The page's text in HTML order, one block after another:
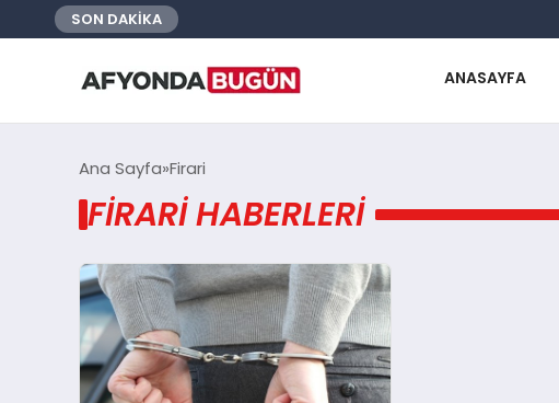
SON DAKİKA
ANASAYFA
Ana Sayfa Firari
FIRARI HABERLERI